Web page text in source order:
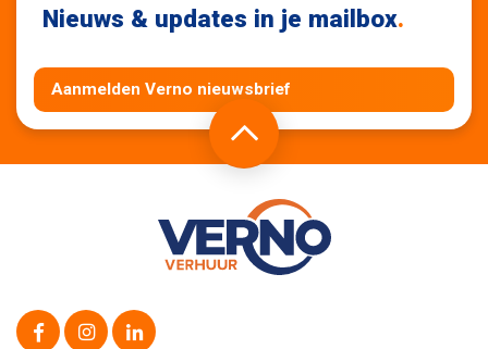
Nieuws & updates in je mailbox.
Aanmelden Verno nieuwsbrief